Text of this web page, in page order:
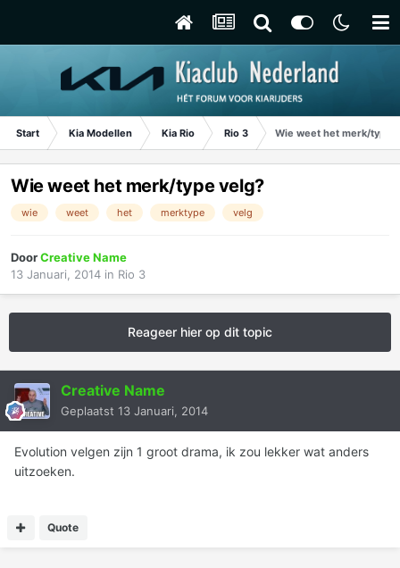
Start Kia Modellen Kia Rio Rio 3 Wie weet het merk/type
Wie weet het merk/type velg?
wie weet het merktype velg
DoorCreative Name
13 Januari, 2014 in Rio 3
Reageer hier op dit topic
Creative Name
Geplaatst 13 Januari, 2014
Evolution velgen zijn 1 groot drama, ik zou lekker wat anders
uitzoeken.
Quote